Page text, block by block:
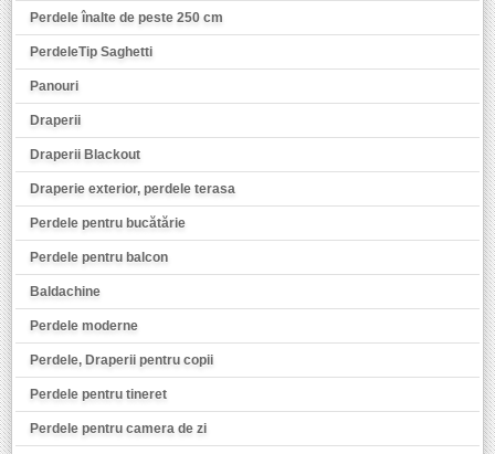
Perdele înalte de peste 250 cm
PerdeleTip Saghetti
Panouri
Draperii
Draperii Blackout
Draperie exterior, perdele terasa
Perdele pentru bucătărie
Perdele pentru balcon
Baldachine
Perdele moderne
Perdele, Draperii pentru copii
Perdele pentru tineret
Perdele pentru camera de zi